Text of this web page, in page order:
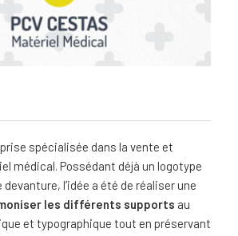
spécialisée dans la vente et
médical. Possédant déjà un logotype
l’idée a été de réaliser une
les différents supports au
et typographique tout en préservant